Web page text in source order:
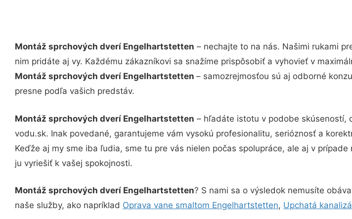
Montáž sprchových dverí Engelhartstetten – nechajte to na nás. Našimi rukami
nim pridáte aj vy. Každému zákazníkovi sa snažíme prispôsobiť a vyhovieť v
Montáž sprchových dverí Engelhartstetten – samozrejmosťou sú aj odborné
presne podľa vašich predstáv.
Montáž sprchových dverí Engelhartstetten – hľadáte istotu v podobe skúseností,
vodu.sk. Inak povedané, garantujeme vám vysokú profesionalitu, serióznosť a
Keďže aj my sme iba ľudia, sme tu pre vás nielen počas spolupráce, ale aj v
ju vyriešiť k vašej spokojnosti.
Montáž sprchových dverí Engelhartstetten? S nami sa o výsledok nemusíte
naše služby, ako napríklad Oprava vane smaltom Engelhartstetten, Upchatá